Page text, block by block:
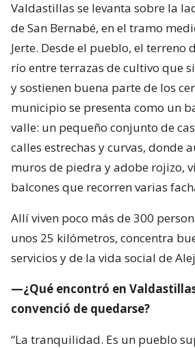
Valdastillas se levanta sobre la
de San Bernabé, en el tramo
Jerte. Desde el pueblo, el terreno
río entre terrazas de cultivo que
y sostienen buena parte de los
municipio se presenta como un
valle: un pequeño conjunto de
calles estrechas y curvas, donde
muros de piedra y adobe rojizo,
balcones que recorren varias
Allí viven poco más de 300
unos 25 kilómetros, concentra
servicios y de la vida social de
—¿Qué encontró en
convenció de quedarse?
“La tranquilidad. Es un pueblo